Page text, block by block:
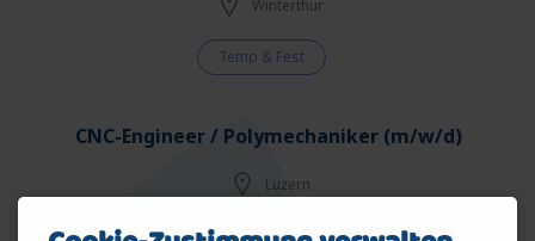
Winterthur
Temp & Fest
CNC-Engineer / Polymechaniker (m/w/d)
Luzern
Temporär